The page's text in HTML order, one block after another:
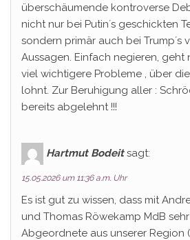
überschäumende kontroverse
nicht nur bei Putin´s geschickten
sondern primär auch bei Trump´s
Aussagen. Einfach negieren, geht
viel wichtigere Probleme , über
lohnt. Zur Beruhigung aller :
bereits abgelehnt !!!
Hartmut Bodeit sagt:
15.05.2026 um 11:36 a.m. Uhr
Es ist gut zu wissen, dass mit
und Thomas Röwekamp MdB
Abgeordnete aus unserer Region